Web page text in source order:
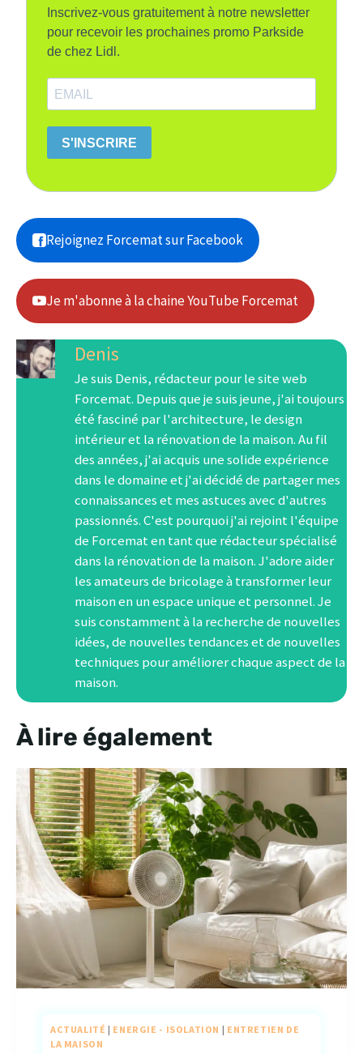
Inscrivez-vous gratuitement à notre newsletter
pour recevoir les prochaines promo Parkside
de chez Lidl.
S'INSCRIRE
Rejoignez Forcemat sur Facebook
Je m'abonne à la chaine YouTube Forcemat
Denis
Je suis Denis, rédacteur pour le site web
Forcemat. Depuis que je suis jeune, j'ai toujours
été fasciné par l'architecture, le design
intérieur et la rénovation de la maison. Au fil
des années, j'ai acquis une solide expérience
dans le domaine et j'ai décidé de partager mes
connaissances et mes astuces avec d'autres
passionnés. C'est pourquoi j'ai rejoint l'équipe
de Forcemat en tant que rédacteur spécialisé
dans la rénovation de la maison. J'adore aider
les amateurs de bricolage à transformer leur
maison en un espace unique et personnel. Je
suis constamment à la recherche de nouvelles
idées, de nouvelles tendances et de nouvelles
techniques pour améliorer chaque aspect de la
maison.
À lire également
ACTUALITÉ | ENERGIE - ISOLATION | ENTRETIEN DE
LA MAISON